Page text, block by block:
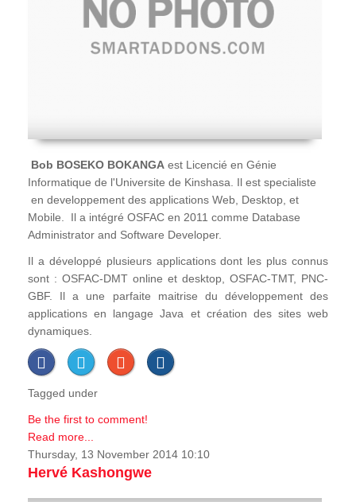
Bob BOSEKO BOKANGA est Licencié en Génie
Informatique de l'Universite de Kinshasa. Il est specialiste
en developpement des applications Web, Desktop, et
Mobile. Il a intégré OSFAC en 2011 comme Database
Administrator and Software Developer.
Il a développé plusieurs applications dont les plus connus
sont : OSFAC-DMT online et desktop, OSFAC-TMT, PNC-
GBF. Il a une parfaite maitrise du développement des
applications en langage Java et création des sites web
dynamiques.
Tagged under
Be the first to comment!
Read more...
Thursday, 13 November 2014 10:10
Hervé Kashongwe